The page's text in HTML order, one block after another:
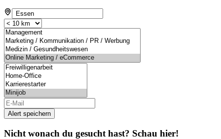
Alert speichern
Nicht wonach du gesucht hast? Schau hier!